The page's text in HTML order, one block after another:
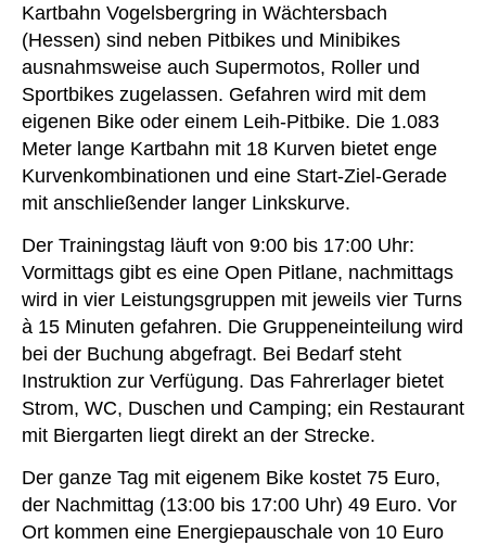
Kartbahn Vogelsbergring in Wächtersbach
(Hessen) sind neben Pitbikes und Minibikes
ausnahmsweise auch Supermotos, Roller und
Sportbikes zugelassen. Gefahren wird mit dem
eigenen Bike oder einem Leih-Pitbike. Die 1.083
Meter lange Kartbahn mit 18 Kurven bietet enge
Kurvenkombinationen und eine Start-Ziel-Gerade
mit anschließender langer Linkskurve.
Der Trainingstag läuft von 9:00 bis 17:00 Uhr:
Vormittags gibt es eine Open Pitlane, nachmittags
wird in vier Leistungsgruppen mit jeweils vier Turns
à 15 Minuten gefahren. Die Gruppeneinteilung wird
bei der Buchung abgefragt. Bei Bedarf steht
Instruktion zur Verfügung. Das Fahrerlager bietet
Strom, WC, Duschen und Camping; ein Restaurant
mit Biergarten liegt direkt an der Strecke.
Der ganze Tag mit eigenem Bike kostet 75 Euro,
der Nachmittag (13:00 bis 17:00 Uhr) 49 Euro. Vor
Ort kommen eine Energiepauschale von 10 Euro